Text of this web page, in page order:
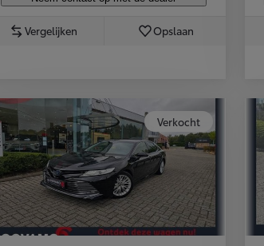
Vergelijken Opslaan
Verkocht